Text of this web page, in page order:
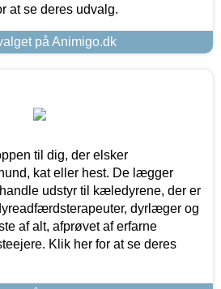
at se deres udvalg.
på Animigo.dk
til dig, der elsker
kat eller hest. De lægger
udstyr til kæledyrene, der er
dyrlæger og
af alt, afprøvet af erfarne
Klik her for at se deres